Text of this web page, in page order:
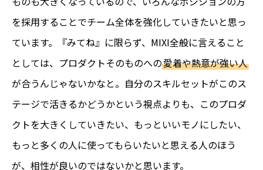
を採用することでチーム全体を強化していきたいと思っ
ています。『みてね』に限らず、MIXI全般に言えること
としては、プロダクトそのものへの愛着や熱意が強い人
が合うんじゃないかなと。自分のスキルセットがこのス
テージで活きるかどうかという視点よりも、このプロダ
クトを大きくしていきたい、もっといいモノにしたい、
もっと多くの人に使ってもらいたいと思える人のほう
が、相性が良いのではないかと思います。